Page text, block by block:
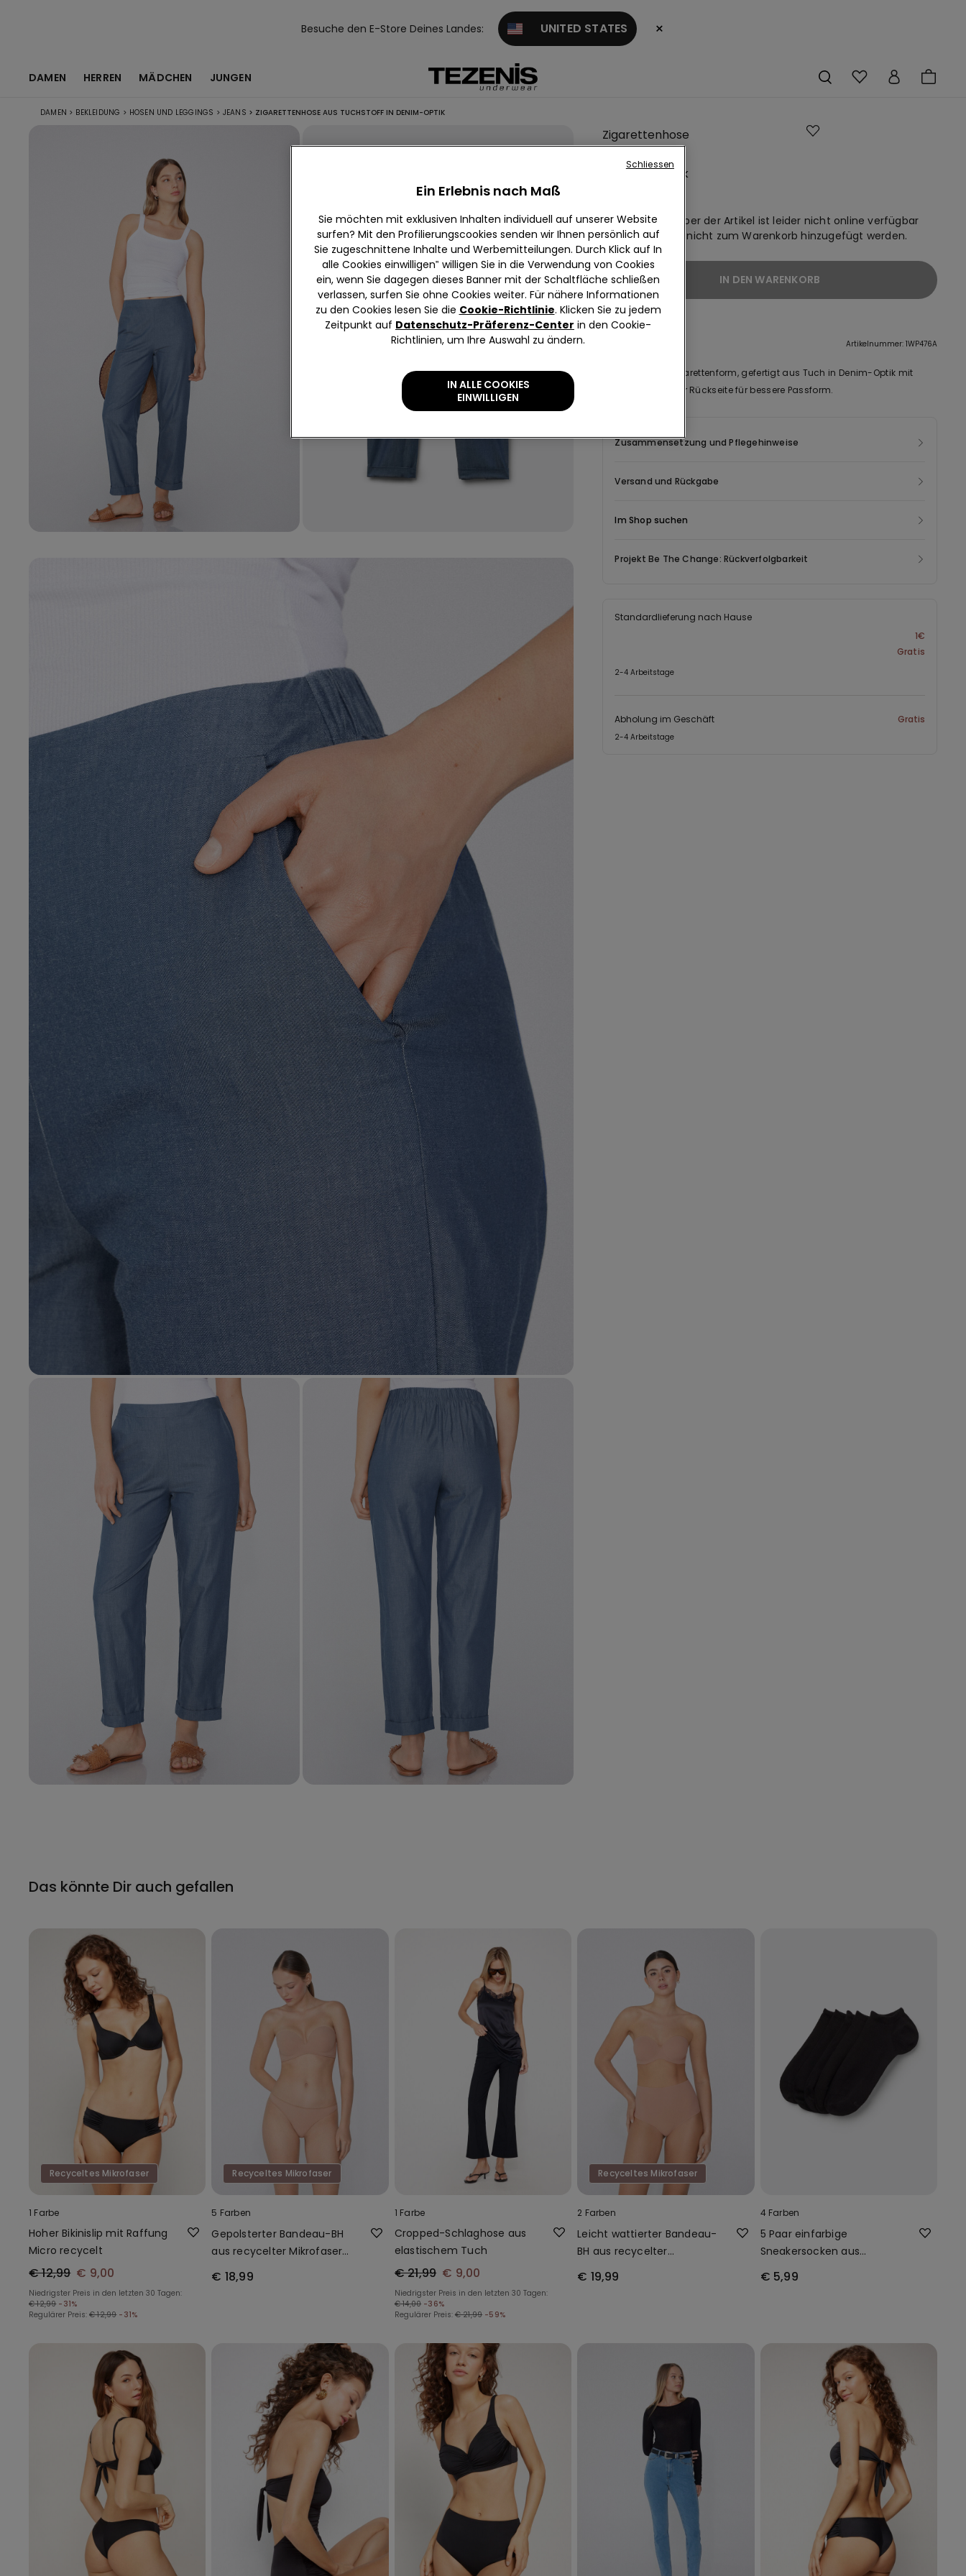
Besuche den E-Store Deines Landes: UNITED STATES ×
DAMEN HERREN MÄDCHEN JUNGEN
DAMEN > BEKLEIDUNG > HOSEN UND LEGGINGS > JEANS > ZIGARETTENHOSE AUS TUCHSTOFF IN DENIM-OPTIK
Zigarettenhose
in Denim-Optik
Wir bedauren, aber der Artikel ist leider nicht online verfügbar
und kann daher nicht zum Warenkorb hinzugefügt werden.
IN DEN WARENKORB
Artikelnummer: 1WP476A
Lange Hose in Zigarettenform, gefertigt aus Tuch in Denim-Optik mit
Gummizug an der Rückseite für bessere Passform.
Zusammensetzung und Pflegehinweise
Versand und Rückgabe
Im Shop suchen
Projekt Be The Change: Rückverfolgbarkeit
Standardlieferung nach Hause
1€
Gratis
2-4 Arbeitstage
Abholung im Geschäft Gratis
2-4 Arbeitstage
Das könnte Dir auch gefallen
Recyceltes Mikrofaser
1 Farbe
Hoher Bikinislip mit Raffung
Micro recycelt
€ 12,99 € 9,00
Niedrigster Preis in den letzten 30 Tagen:
€ 12,99 -31%
Regulärer Preis: € 12,99 -31%
Recyceltes Mikrofaser
5 Farben
Gepolsterter Bandeau-BH
aus recycelter Mikrofaser
€ 18,99
1 Farbe
Cropped-Schlaghose aus
elastischem Tuch
€ 21,99 € 9,00
Niedrigster Preis in den letzten 30 Tagen:
€ 14,00 -36%
Regulärer Preis: € 21,99 -59%
Recyceltes Mikrofaser
2 Farben
Leicht wattierter Bandeau-
BH aus recycelter
€ 19,99
4 Farben
5 Paar einfarbige
Sneakersocken aus
€ 5,99
Ein Erlebnis nach Maß
Sie möchten mit exklusiven Inhalten individuell auf unserer Website
surfen? Mit den Profilierungscookies senden wir Ihnen persönlich auf
Sie zugeschnittene Inhalte und Werbemitteilungen. Durch Klick auf In
alle Cookies einwilligen‟ willigen Sie in die Verwendung von Cookies
ein, wenn Sie dagegen dieses Banner mit der Schaltfläche schließen
verlassen, surfen Sie ohne Cookies weiter. Für nähere Informationen
zu den Cookies lesen Sie die Cookie-Richtlinie. Klicken Sie zu jedem
Zeitpunkt auf Datenschutz-Präferenz-Center in den Cookie-
Richtlinien, um Ihre Auswahl zu ändern.
IN ALLE COOKIES
EINWILLIGEN
Schliessen